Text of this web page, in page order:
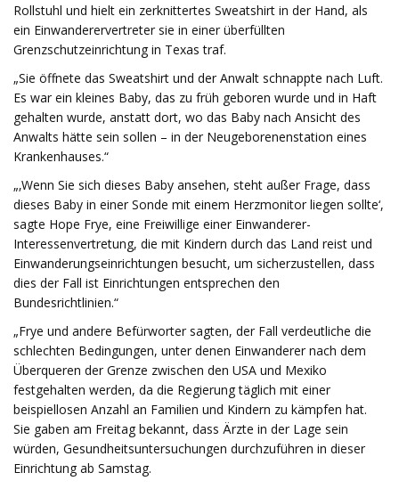
Rollstuhl und hielt ein zerknittertes Sweatshirt in der Hand, als
ein Einwanderervertreter sie in einer überfüllten
Grenzschutzeinrichtung in Texas traf.
„Sie öffnete das Sweatshirt und der Anwalt schnappte nach Luft.
Es war ein kleines Baby, das zu früh geboren wurde und in Haft
gehalten wurde, anstatt dort, wo das Baby nach Ansicht des
Anwalts hätte sein sollen – in der Neugeborenenstation eines
Krankenhauses.“
„‚Wenn Sie sich dieses Baby ansehen, steht außer Frage, dass
dieses Baby in einer Sonde mit einem Herzmonitor liegen sollte‘,
sagte Hope Frye, eine Freiwillige einer Einwanderer-
Interessenvertretung, die mit Kindern durch das Land reist und
Einwanderungseinrichtungen besucht, um sicherzustellen, dass
dies der Fall ist Einrichtungen entsprechen den
Bundesrichtlinien.“
„Frye und andere Befürworter sagten, der Fall verdeutliche die
schlechten Bedingungen, unter denen Einwanderer nach dem
Überqueren der Grenze zwischen den USA und Mexiko
festgehalten werden, da die Regierung täglich mit einer
beispiellosen Anzahl an Familien und Kindern zu kämpfen hat.
Sie gaben am Freitag bekannt, dass Ärzte in der Lage sein
würden, Gesundheitsuntersuchungen durchzuführen in dieser
Einrichtung ab Samstag.